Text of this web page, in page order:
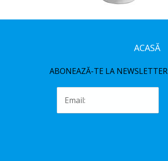
ACASĂ
ABONEAZĂ-TE LA NEWSLETTER